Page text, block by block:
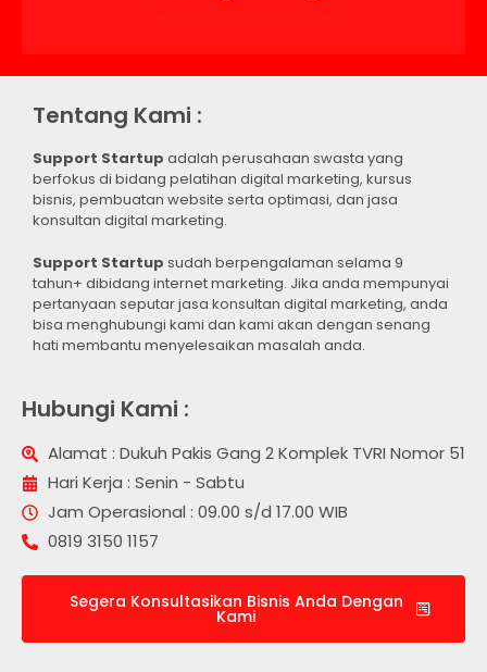
Tentang Kami :
Support Startup adalah perusahaan swasta yang
berfokus di bidang pelatihan digital marketing, kursus
bisnis, pembuatan website serta optimasi, dan jasa
konsultan digital marketing.
Support Startup sudah berpengalaman selama 9
tahun+ dibidang internet marketing. Jika anda mempunyai
pertanyaan seputar jasa konsultan digital marketing, anda
bisa menghubungi kami dan kami akan dengan senang
hati membantu menyelesaikan masalah anda.
Hubungi Kami :
Alamat : Dukuh Pakis Gang 2 Komplek TVRI Nomor 51
Hari Kerja : Senin - Sabtu
Jam Operasional : 09.00 s/d 17.00 WIB
0819 3150 1157
Segera Konsultasikan Bisnis Anda Dengan
Kami